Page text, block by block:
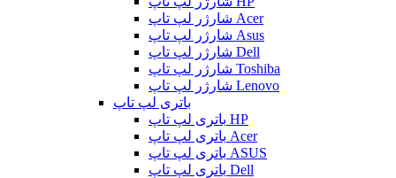
شارژر لپ تاپ Acer
شارژر لپ تاپ Asus
شارژر لپ تاپ Dell
شارژر لپ تاپ Toshiba
شارژر لپ تاپ Lenovo
باتری لپ تاپ
باتری لپ تاپ HP
باتری لپ تاپ Acer
باتری لپ تاپ ASUS
باتری لپ تاپ Dell